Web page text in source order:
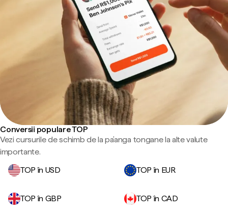
Conversii populare TOP
Vezi cursurile de schimb de la pa’anga tongane la alte valute
importante.
TOP în USD
TOP în EUR
TOP în GBP TOP în CAD